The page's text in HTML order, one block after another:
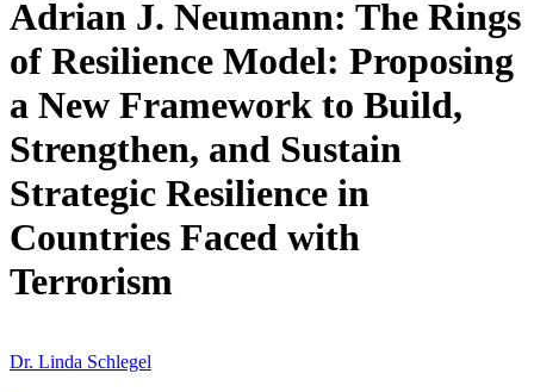
Adrian J. Neumann: The Rings
of Resilience Model: Proposing
a New Framework to Build,
Strengthen, and Sustain
Strategic Resilience in
Countries Faced with
Terrorism
Dr. Linda Schlegel